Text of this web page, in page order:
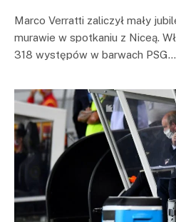
Marco Verratti zaliczył mały
murawie w spotkaniu z Niceą.
318 występów w barwach PSG…